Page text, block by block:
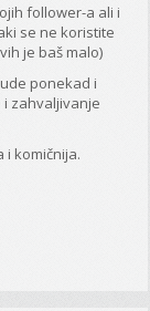
follower-a ali i
se ne koristite
je baš malo)
ponekad i
zahvaljivanje
i komičnija.